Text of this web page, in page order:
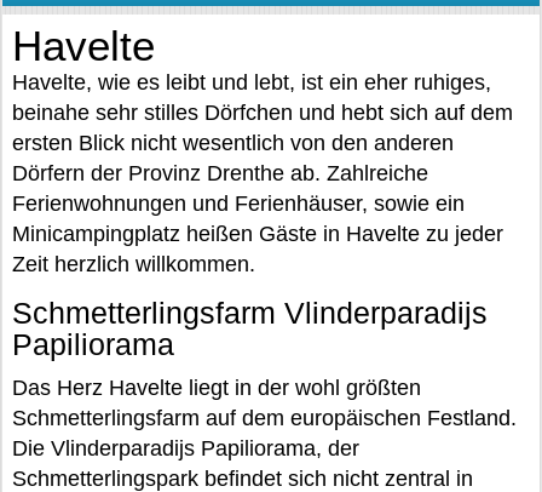
Havelte
Havelte, wie es leibt und lebt, ist ein eher ruhiges,
beinahe sehr stilles Dörfchen und hebt sich auf dem
ersten Blick nicht wesentlich von den anderen
Dörfern der Provinz Drenthe ab. Zahlreiche
Ferienwohnungen und Ferienhäuser, sowie ein
Minicampingplatz heißen Gäste in Havelte zu jeder
Zeit herzlich willkommen.
Schmetterlingsfarm Vlinderparadijs
Papiliorama
Das Herz Havelte liegt in der wohl größten
Schmetterlingsfarm auf dem europäischen Festland.
Die Vlinderparadijs Papiliorama, der
Schmetterlingspark befindet sich nicht zentral in